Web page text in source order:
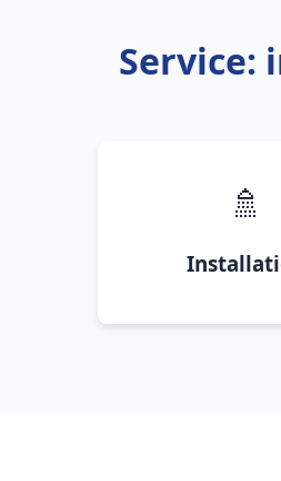
Service:
🚿